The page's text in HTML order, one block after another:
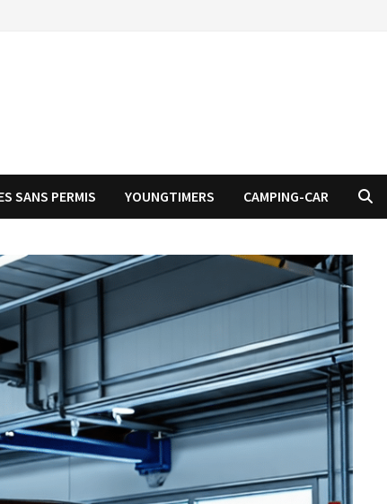
SANS PERMIS YOUNGTIMERS CAMPING-CAR